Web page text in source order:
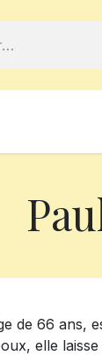
de 66 ans,
elle